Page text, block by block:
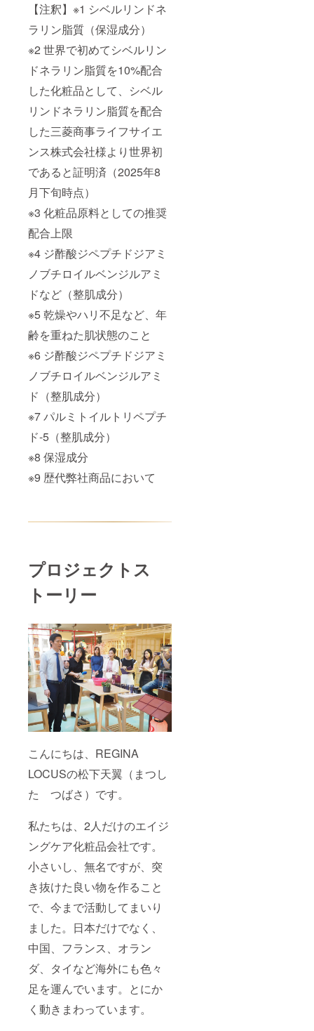
【注釈】※1 シベルリンドネ
ラリン脂質（保湿成分）
※2 世界で初めてシベルリン
ドネラリン脂質を10%配合
した化粧品として、シベル
リンドネラリン脂質を配合
した三菱商事ライフサイエ
ンス株式会社様より世界初
であると証明済（2025年8
月下旬時点）
※3 化粧品原料としての推奨
配合上限
※4 ジ酢酸ジペプチドジアミ
ノブチロイルベンジルアミ
ドなど（整肌成分）
※5 乾燥やハリ不足など、年
齢を重ねた肌状態のこと
※6 ジ酢酸ジペプチドジアミ
ノブチロイルベンジルアミ
ド（整肌成分）
※7 パルミトイルトリペプチ
ド-5（整肌成分）
※8 保湿成分
※9 歴代弊社商品において
プロジェクトス
トーリー
こんにちは、REGINA
LOCUSの松下天翼（まつし
た つばさ）です。
私たちは、2人だけのエイジ
ングケア化粧品会社です。
小さいし、無名ですが、突
き抜けた良い物を作ること
で、今まで活動してまいり
ました。日本だけでなく、
中国、フランス、オラン
ダ、タイなど海外にも色々
足を運んでいます。とにか
く動きまわっています。